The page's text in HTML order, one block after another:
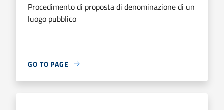
Procedimento di proposta di denominazione di un
luogo pubblico
GO TO PAGE